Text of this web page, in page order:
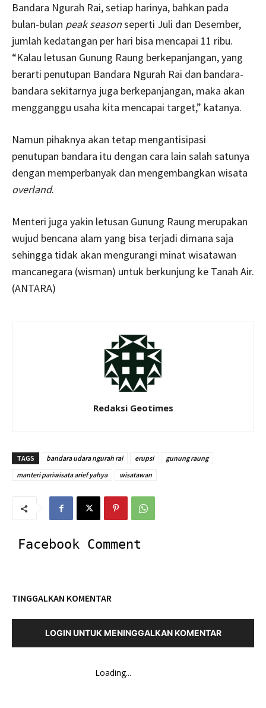
Bandara Ngurah Rai, setiap harinya, bahkan pada
bulan-bulan peak seasonseperti Juli dan Desember,
jumlah kedatangan per hari bisa mencapai 11 ribu.
“Kalau letusan Gunung Raung berkepanjangan, yang
berarti penutupan Bandara Ngurah Rai dan bandara-
bandara sekitarnya juga berkepanjangan, maka akan
mengganggu usaha kita mencapai target,” katanya.
Namun pihaknya akan tetap mengantisipasi
penutupan bandara itu dengan cara lain salah satunya
dengan memperbanyak dan mengembangkan wisata
overland.
Menteri juga yakin letusan Gunung Raung merupakan
wujud bencana alam yang bisa terjadi dimana saja
sehingga tidak akan mengurangi minat wisatawan
mancanegara (wisman) untuk berkunjung ke Tanah Air.
(ANTARA)
Redaksi Geotimes
TAGS bandara udara ngurah rai erupsi
gunung raung
manteri pariwisata arief yahya
wisatawan
Facebook Comment
TINGGALKAN KOMENTAR
LOGIN UNTUK MENINGGALKAN KOMENTAR
Loading...